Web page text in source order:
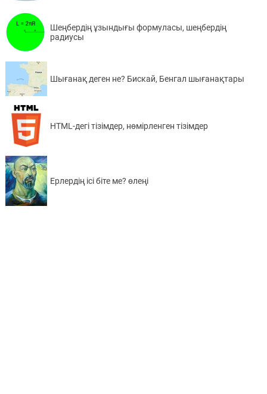
Шеңбердің ұзындығы формуласы, шеңбердің
радиусы
Шығанақ деген не? Бискай, Бенгал шығанақтары
HTML-дегі тізімдер, нөмірленген тізімдер
Ерлердің ісі біте ме? өлеңі